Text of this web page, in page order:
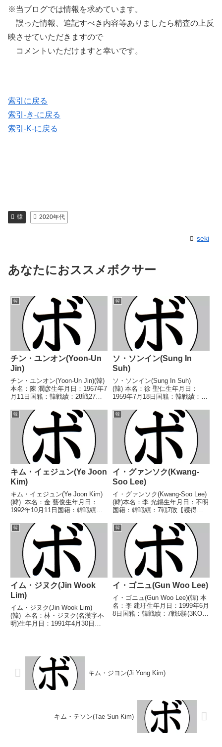
※当ブログでは情報を求めています。
誤った情報、追記すべき内容等ありましたら精査の上反
映させていただきますので
コメントいただけますと幸いです。
索引に戻る
索引-き-に戻る
索引-K-に戻る
韓 2020年代
seki
あなたにおススメボクサー
韓
チン・ユンオン(Yoon-Un
Jin)
チン・ユンオン(Yoon-Un Jin)(韓)
本名：陳 潤彦生年月日：1967年7
月11日国籍：韓戦績：28戦27勝
【戦歴】1985/06/01 ○1RKO
イ・ウォンホ(韓)1985/06/29
○3R...
韓
ソ・ソンイン(Sung In
Suh)
ソ・ソンイン(Sung In Suh)
(韓) 本名：徐 聖仁生年月日：
1959年7月18日国籍：韓戦績：27
ル】1980年度アジア選手権フラ
イ級優勝(アマチュア)韓国スーパ
ーバンタム級王座第2代IBF世...
韓
キム・イェジュン(Ye Joon
Kim)
キム・イェジュン(Ye Joon Kim)
(韓) 本名：金 藝俊生年月日：
1992年10月11日国籍：韓戦績：
イトル】WBCスーパーバンタム
級ユース王座IBFアジアスーパー
バンタム級王座WBAアジ...
韓
イ・グァンソク(Kwang-
Soo Lee)
イ・グァンソク(Kwang-Soo Lee)
(韓)本名：李 光錫生年月日：不明
国籍：韓戦績：7戦7敗【獲得タ
1978/12/09 ●4R判定 (採点不
明) キム・チョルホ
(韓)1980/06/29 ●10R判定 0-3(...
韓
イム・ジヌク(Jin Wook
Lim)
イム・ジヌク(Jin Wook Lim)
(韓) 本名：林・ジヌク(名漢字不
明)生年月日：1991年4月30日国
座 【戦歴】2009/07/2...
韓
イ・ゴニュ(Gun Woo Lee)
イ・ゴニュ(Gun Woo Lee)(韓) 本
名：李 建玗生年月日：1999年6月
8日国籍：韓戦績：7戦6勝(3KO)1
キム・ジヨン(Ji Yong Kim)
キム・テソン(Tae Sun Kim)